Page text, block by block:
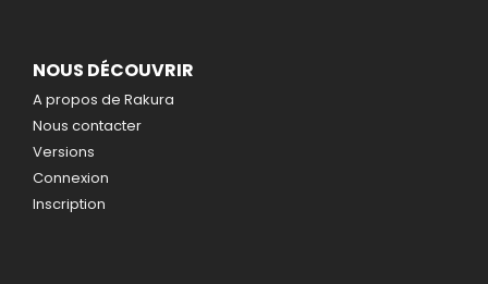
NOUS DÉCOUVRIR
A propos de Rakura
Nous contacter
Versions
Connexion
Inscription